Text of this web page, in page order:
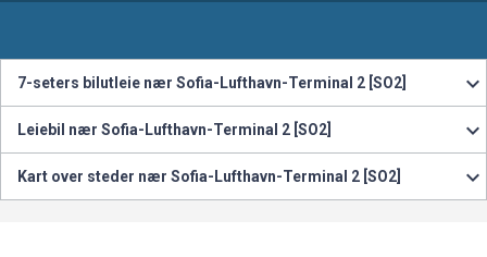
7-seters bilutleie nær Sofia-Lufthavn-Terminal 2 [SO2]
Leiebil nær Sofia-Lufthavn-Terminal 2 [SO2]
Kart over steder nær Sofia-Lufthavn-Terminal 2 [SO2]